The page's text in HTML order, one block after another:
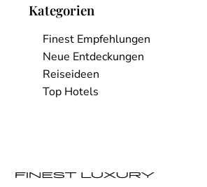
Kategorien
Finest Empfehlungen
Neue Entdeckungen
Reiseideen
Top Hotels